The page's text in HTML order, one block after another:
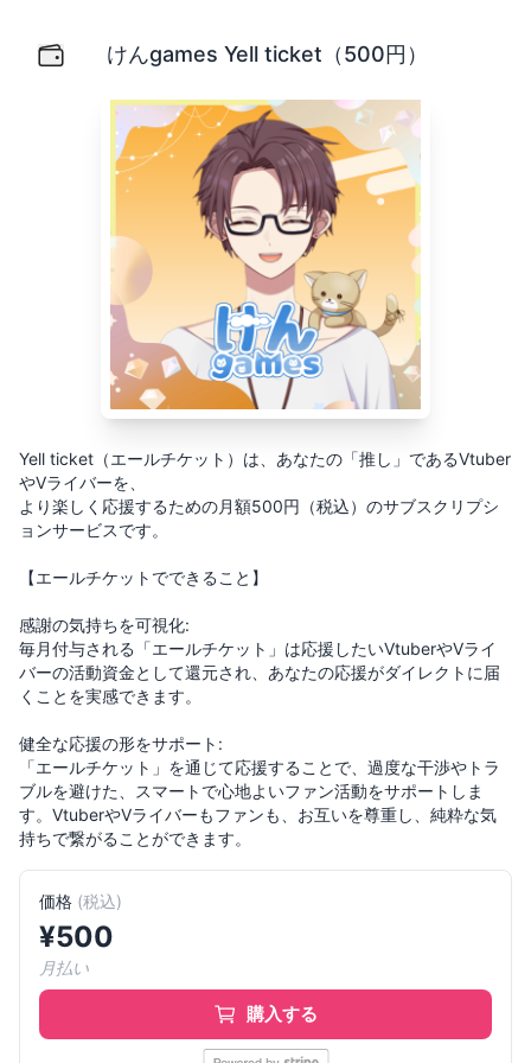
けんgames Yell ticket（500円）
Yell ticket（エールチケット）は、あなたの「推し」であるVtuber
やVライバーを、
より楽しく応援するための月額500円（税込）のサブスクリプシ
ョンサービスです。
【エールチケットでできること】
感謝の気持ちを可視化:
毎月付与される「エールチケット」は応援したいVtuberやVライ
バーの活動資金として還元され、あなたの応援がダイレクトに届
くことを実感できます。
健全な応援の形をサポート:
「エールチケット」を通じて応援することで、過度な干渉やトラ
ブルを避けた、スマートで心地よいファン活動をサポートしま
す。VtuberやVライバーもファンも、お互いを尊重し、純粋な気
持ちで繋がることができます。
価格 (税込)
¥500
月払い
購入する